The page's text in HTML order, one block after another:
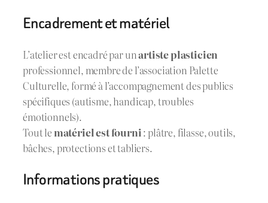
Encadrement et matériel
L’atelier est encadré par unartiste plasticien
professionnel, membre de l’association Palette
Culturelle, formé à l’accompagnement des publics
spécifiques (autisme, handicap, troubles
émotionnels).
Tout le matériel est fourni: plâtre, filasse, outils,
bâches, protections et tabliers.
Informations pratiques